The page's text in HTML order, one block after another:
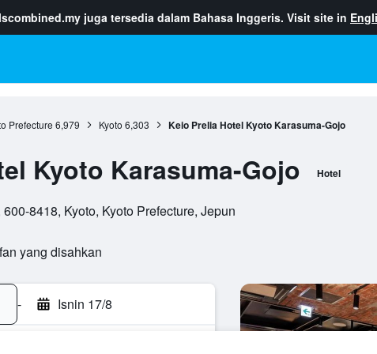
juga tersedia dalam Bahasa Inggeris. Visit site in
Prefecture 6,979 Kyoto 6,303 Keio Prelia Hotel Kyoto Karasuma-Gojo
Kyoto Karasuma-Gojo Hotel
8418, Kyoto, Kyoto Prefecture, Jepun
yang disahkan
- Isnin 17/8